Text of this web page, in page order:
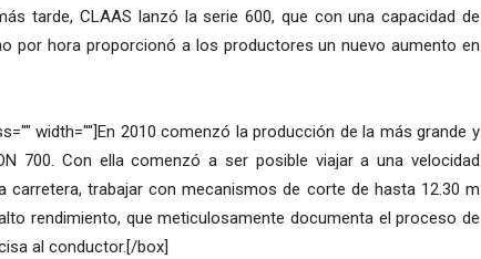
tarde, CLAAS lanzó la serie 600, que con una capacidad de
por hora proporcionó a los productores un nuevo aumento en
width=""]En 2010 comenzó la producción de la más grande y
700. Con ella comenzó a ser posible viajar a una velocidad
carretera, trabajar con mecanismos de corte de hasta 12.30 m
rendimiento, que meticulosamente documenta el proceso de
al conductor.[/box]